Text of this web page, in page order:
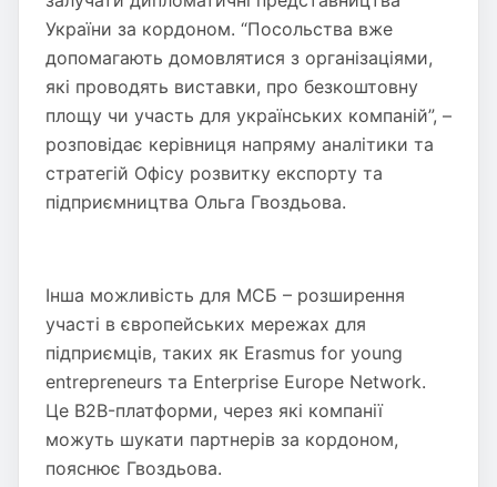
України за кордоном. “Посольства вже
допомагають домовлятися з організаціями,
які проводять виставки, про безкоштовну
площу чи участь для українських компаній”, –
розповідає керівниця напряму аналітики та
стратегій Офісу розвитку експорту та
підприємництва Ольга Гвоздьова.
Інша можливість для МСБ – розширення
участі в європейських мережах для
підприємців, таких як Erasmus for young
entrepreneurs та Enterprise Europe Network.
Це B2B-платформи, через які компанії
можуть шукати партнерів за кордоном,
пояснює Гвоздьова.